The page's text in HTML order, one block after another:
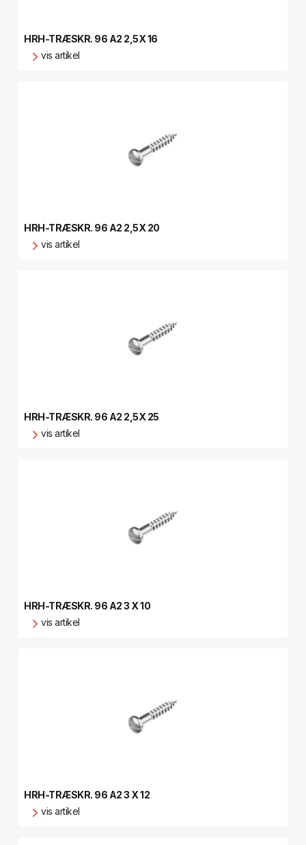
HRH-TRÆSKR. 96 A2 2,5X 16
vis artikel
HRH-TRÆSKR. 96 A2 2,5X 20
vis artikel
HRH-TRÆSKR. 96 A2 2,5X 25
vis artikel
HRH-TRÆSKR. 96 A2 3 X 10
vis artikel
HRH-TRÆSKR. 96 A2 3 X 12
vis artikel